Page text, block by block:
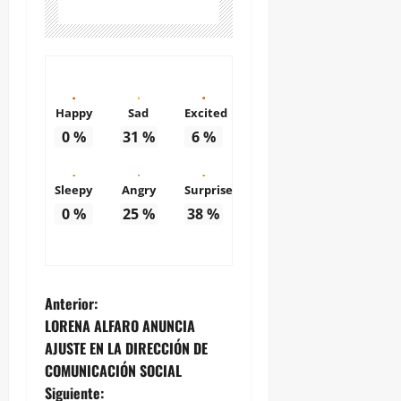
Happy
0%
Sad
31 %
Excited
6%
Sleepy
0%
Angry
25%
Surprise
38%
N
a
v
Anterior:
LORENA ALFARO ANUNCIA
AJUSTE EN LA DIRECCIÓN DE
COMUNICACIÓN SOCIAL
Siguiente: